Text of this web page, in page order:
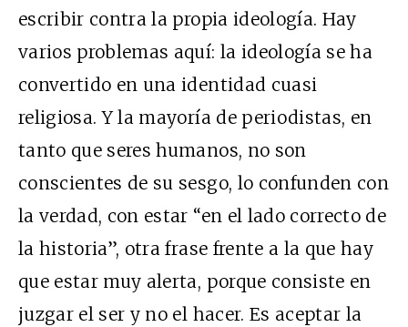
escribir contra la propia ideología. Hay
varios problemas aquí: la ideología se ha
convertido en una identidad cuasi
religiosa. Y la mayoría de periodistas, en
tanto que seres humanos, no son
conscientes de su sesgo, lo confunden con
la verdad, con estar “en el lado correcto de
la historia”, otra frase frente a la que hay
que estar muy alerta, porque consiste en
juzgar el ser y no el hacer. Es aceptar la